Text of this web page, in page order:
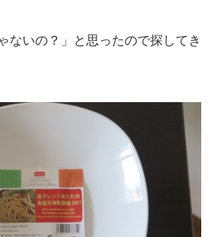
ないの？」と思ったので探してき